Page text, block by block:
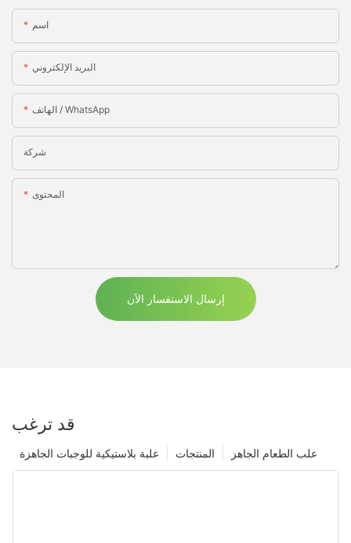
اسم
البريد الإلكتروني
الهاتف / WhatsApp
شركة
المحتوى
إرسال الاستفسار الآن
قد ترغب
علب الطعام الجاهز المنتجات علبة بلاستيكية للوجبات الجاهزة